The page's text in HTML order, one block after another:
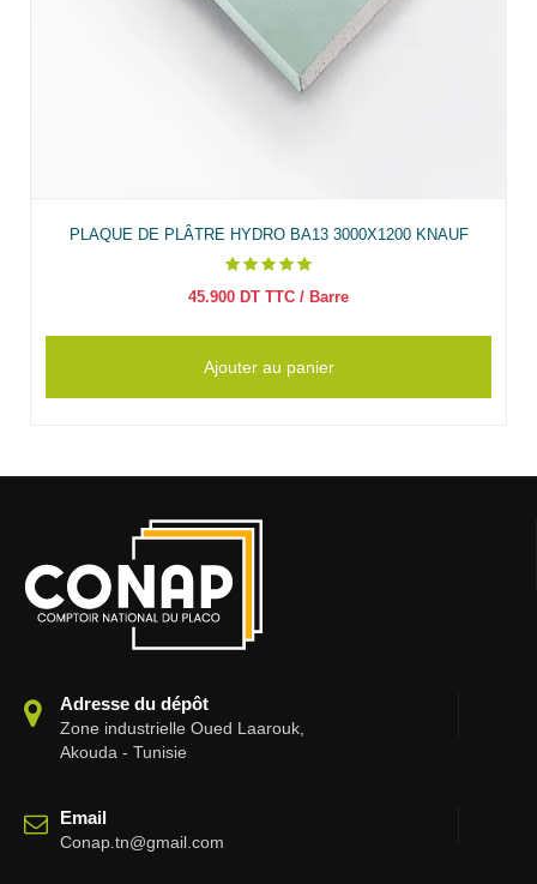
PLAQUE DE PLÂTRE HYDRO BA13 3000X1200 KNAUF
45.900 DT TTC / Barre
Ajouter au panier
Adresse du dépôt
Zone industrielle Oued Laarouk,
Akouda - Tunisie
Email
Conap.tn@gmail.com